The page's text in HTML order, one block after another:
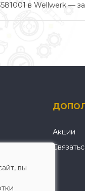
в Wellwerk —
Акции
вы